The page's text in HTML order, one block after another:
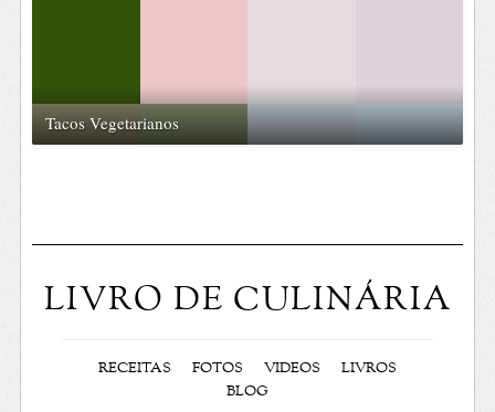
Tacos Vegetarianos
LIVRO DE CULINÁRIA
RECEITAS FOTOS VIDEOS
LIVROS
BLOG